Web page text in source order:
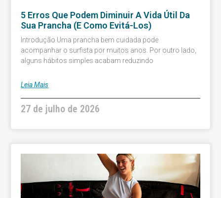
5 Erros Que Podem Diminuir A Vida Útil Da
Sua Prancha (e Como Evitá-Los)
Introdução Uma prancha bem cuidada pode
acompanhar o surfista por muitos anos. Por outro lado,
alguns hábitos simples acabam reduzindo
Leia Mais
27 de julho de 2026